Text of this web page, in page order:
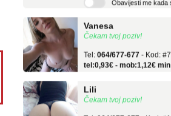
Čekam tvoj poziv!
tel:0,93€ - mob:1,12€ min
Čekam tvoj poziv!